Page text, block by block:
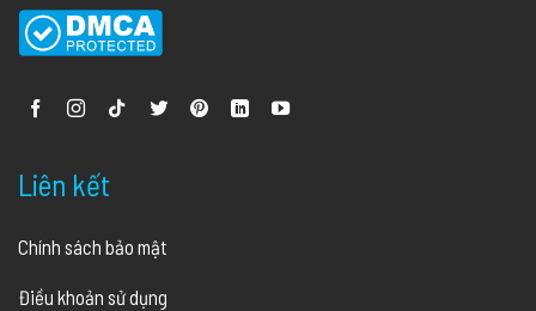
Liên kết
Chính sách bảo mật
Điều khoản sử dụng